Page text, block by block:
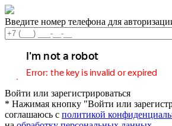
Введите номер телефона для
Войти или зарегистрироваться
* Нажимая кнопку "Войти или
соглашаюсь с политикой